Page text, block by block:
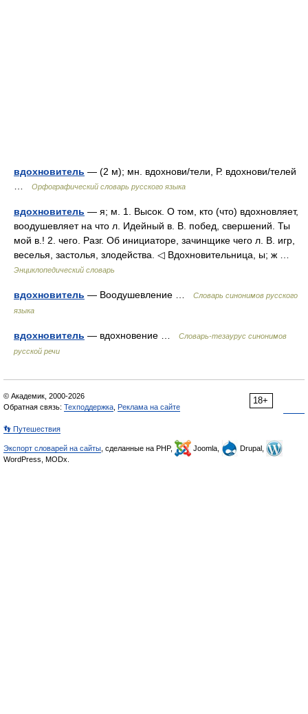
вдохновитель — (2 м); мн. вдохнови/тели, Р. вдохнови/телей
Орфографический словарь русского языка
вдохновитель — я; м. 1. Высок. О том, кто (что) вдохновляет,
воодушевляет на что л. Идейный в. В. побед, свершений. Ты
мой в.! 2. чего. Разг. Об инициаторе, зачинщике чего л. В. игр,
веселья, застолья, злодейства. ◁ Вдохновительница, ы; ж …
Энциклопедический словарь
вдохновитель — Воодушевление …
Словарь синонимов русского
языка
вдохновитель — вдохновение …
Словарь-тезаурус синонимов
русской речи
18+
© Академик, 2000-2026
Обратная связь: Техподдержка Реклама на сайте
👣 Путешествия
Экспорт словарей на сайты , сделанные на PHP, Joomla,
Drupal,
WordPress, MODx.